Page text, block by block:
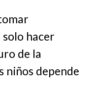
hacer
de la
niños depende